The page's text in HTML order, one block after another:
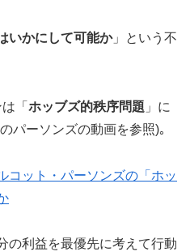
いかにして可能か」という不
「 ホッブズ的秩序問題 」に
パーソンズの動画を参照)｡
コット・パーソンズの「ホッ
の利益を最優先に考えて行動